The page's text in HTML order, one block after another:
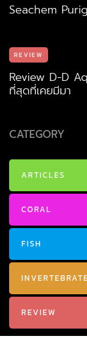
Seachem
REVIEW
Review D-D
ที่สุดที่เคยมีมา
CATEGORY
ARTICLES
CORAL
FISH
REVIEW